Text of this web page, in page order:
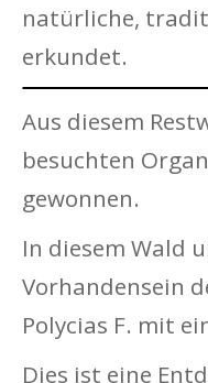
natürliche,
erkundet.
Aus diesem
besuchten
gewonnen.
In diesem Wald
Vorhandensein
Polycias F. mit
Dies ist eine